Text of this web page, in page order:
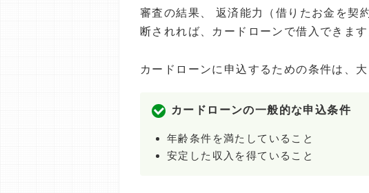
審査の結果、 返済能力（借りたお金を契
断されれば、カードローンで借入できます
カードローンに申込するための条件は、
カードローンの一般的な申込条件
年齢条件を満たしていること
安定した収入を得ていること